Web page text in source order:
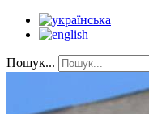
Пошук...